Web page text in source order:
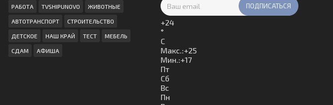
РАБОТА TVSHIPUNOVO ЖИВОТНЫЕ
АВТОТРАНСПОРТ СТРОИТЕЛЬСТВО
ДЕТСКОЕ НАШ КРАЙ ТЕСТ МЕБЕЛЬ
СДАМ АФИША
+24
°
C
Макс.:+25
Мин.:+17
Пт
Сб
Вс
Пн